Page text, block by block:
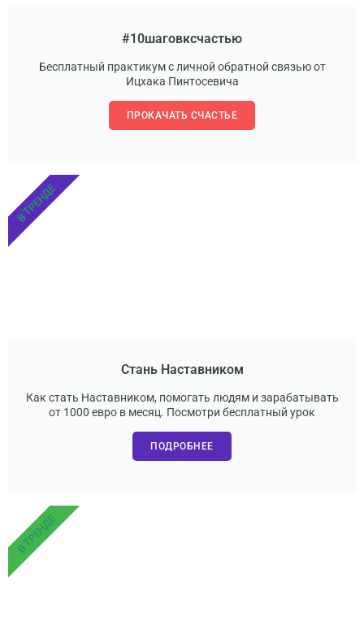
#10шаговксчастью
Бесплатный практикум с личной обратной связью от
Ицхака Пинтосевича
ПРОКАЧАТЬ СЧАСТЬЕ
Стань Наставником
Как стать Наставником, помогать людям и зарабатывать
от 1000 евро в месяц. Посмотри бесплатный урок
ПОДРОБНЕЕ
В ТРЕНДЕ
В ТРЕНДЕ